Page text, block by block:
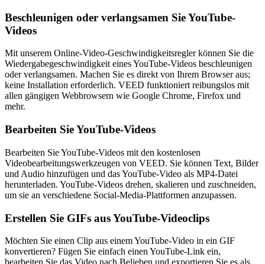
Beschleunigen oder verlangsamen Sie YouTube-
Videos
Mit unserem Online-Video-Geschwindigkeitsregler können Sie die
Wiedergabegeschwindigkeit eines YouTube-Videos beschleunigen
oder verlangsamen. Machen Sie es direkt von Ihrem Browser aus;
keine Installation erforderlich. VEED funktioniert reibungslos mit
allen gängigen Webbrowsern wie Google Chrome, Firefox und
mehr.
Bearbeiten Sie YouTube-Videos
Bearbeiten Sie YouTube-Videos mit den kostenlosen
Videobearbeitungswerkzeugen von VEED. Sie können Text, Bilder
und Audio hinzufügen und das YouTube-Video als MP4-Datei
herunterladen. YouTube-Videos drehen, skalieren und zuschneiden,
um sie an verschiedene Social-Media-Plattformen anzupassen.
Erstellen Sie GIFs aus YouTube-Videoclips
Möchten Sie einen Clip aus einem YouTube-Video in ein GIF
konvertieren? Fügen Sie einfach einen YouTube-Link ein,